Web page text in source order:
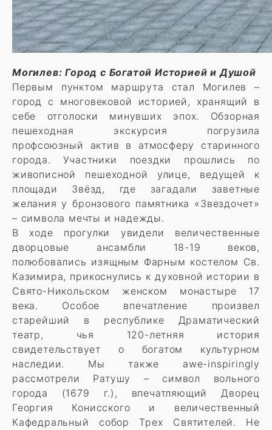
Могилев: Город с Богатой Историей и Душой
Первым пунктом маршрута стал Могилев –
город с многовековой историей, хранящий в
себе отголоски минувших эпох. Обзорная
пешеходная экскурсия погрузила
профсоюзный актив в атмосферу старинного
города. Участники поездки прошлись по
живописной пешеходной улице, ведущей к
площади Звёзд, где загадали заветные
желания у бронзового памятника «Звездочет»
– символа мечты и надежды.
В ходе прогулки увидели величественные
дворцовые ансамбли 18-19 веков,
полюбовались изящным Фарным костелом Св.
Казимира, прикоснулись к духовной истории в
Свято-Никольском женском монастыре 17
века. Особое впечатление произвел
старейший в республике Драматический
театр, чья 120-летняя история
свидетельствует о богатом культурном
наследии. Мы также awe-inspiringly
рассмотрели Ратушу – символ вольного
города (1679 г.), впечатляющий Дворец
Георгия Конисского и величественный
Кафедральный собор Трех Святителей. Не